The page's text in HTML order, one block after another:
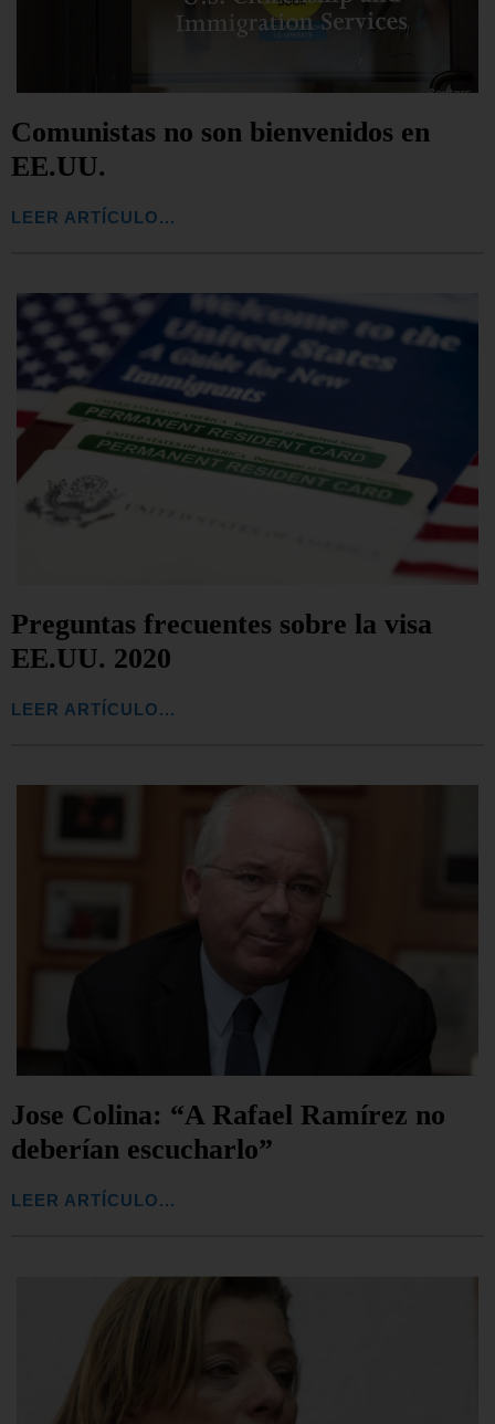
Comunistas no son bienvenidos en
EE.UU.
LEER ARTÍCULO...
Preguntas frecuentes sobre la visa
EE.UU. 2020
LEER ARTÍCULO...
Jose Colina: “A Rafael Ramírez no
deberían escucharlo”
LEER ARTÍCULO...